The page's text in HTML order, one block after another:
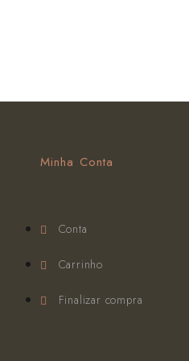
Minha Conta
Conta
Carrinho
Finalizar compra